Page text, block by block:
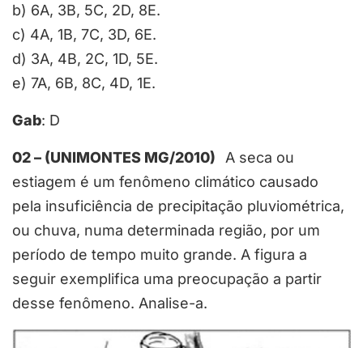
b) 6A, 3B, 5C, 2D, 8E.
c) 4A, 1B, 7C, 3D, 6E.
d) 3A, 4B, 2C, 1D, 5E.
e) 7A, 6B, 8C, 4D, 1E.
Gab: D
02 – (UNIMONTES MG/2010) A seca ou
estiagem é um fenômeno climático causado
pela insuficiência de precipitação pluviométrica,
ou chuva, numa determinada região, por um
período de tempo muito grande. A figura a
seguir exemplifica uma preocupação a partir
desse fenômeno. Analise-a.